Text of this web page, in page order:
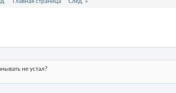
не устал?